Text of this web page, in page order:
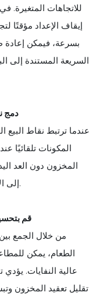
للاتجاهات المتغيرة.
إيقاف الإعداد مؤقتًا
بسرعة، فيمكن إعادة
السريعة المستندة إلى
3.
عندما ترتبط نقاط
المكونات تلقائيًا
المخزون دون العد
إلى الاستهلاك الفعلي وليس الافتراضات القديمة.
4. قم
من خلال الجمع
الطعام، يمكن
عالية النفايات. يؤدي
تقليل تعقيد المخزون